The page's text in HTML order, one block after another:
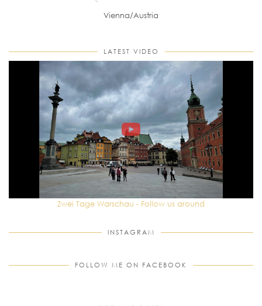
Vienna/Austria
LATEST VIDEO
Zwei Tage Warschau - Follow us around
INSTAGRAM
FOLLOW ME ON FACEBOOK